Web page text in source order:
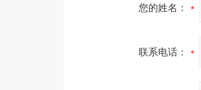
您的姓名：
联系电话：